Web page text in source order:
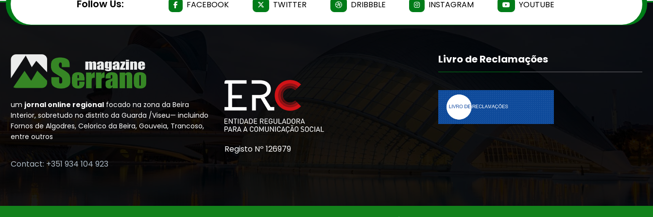
Follow Us: FACEBOOK TWITTER DRIBBBLE INSTAGRAM YOUTUBE
um jornal online regional focado na zona da Beira
Interior, sobretudo no distrito da Guarda /Viseu— incluindo
Fornos de Algodres, Celorico da Beira, Gouveia, Trancoso,
entre outros
Contact: +351 934 104 923
Registo Nº 126979
Livro de Reclamações